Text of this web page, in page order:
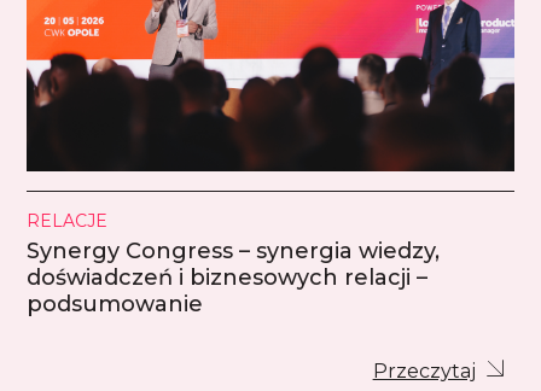
RELACJE
Synergy Congress – synergia wiedzy,
doświadczeń i biznesowych relacji –
podsumowanie
Przeczytaj